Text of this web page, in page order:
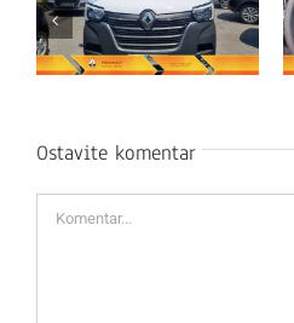
Ostavite komentar